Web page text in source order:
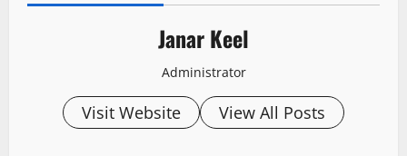
Janar Keel
Administrator
Visit Website View All Posts